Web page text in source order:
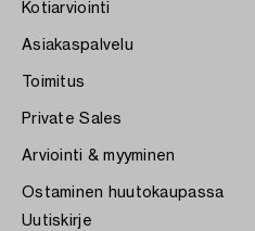
Kotiarviointi
Asiakaspalvelu
Toimitus
Private Sales
Arviointi & myyminen
Ostaminen huutokaupassa
Uutiskirje